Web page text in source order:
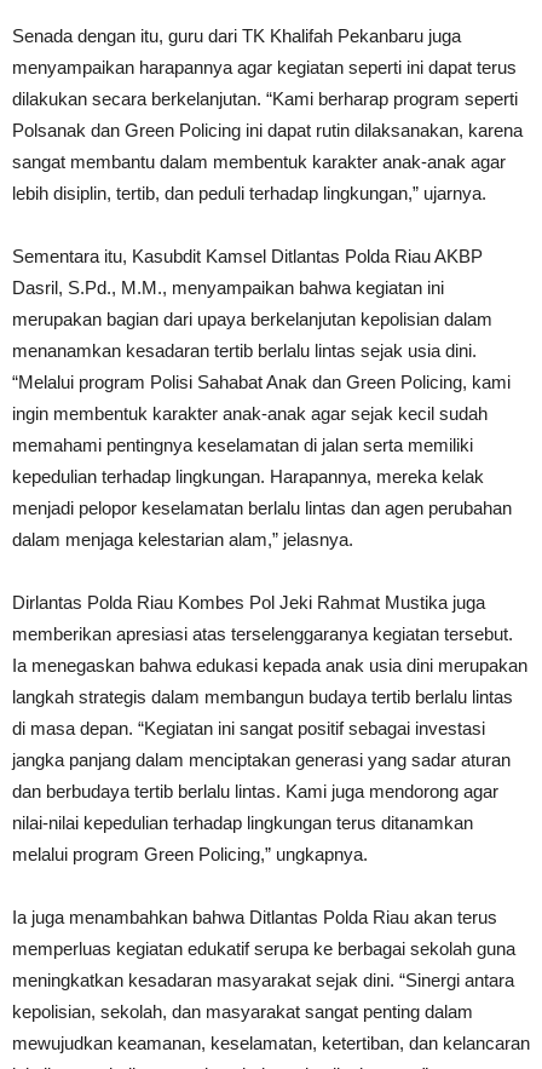
Senada dengan itu, guru dari TK Khalifah Pekanbaru juga
menyampaikan harapannya agar kegiatan seperti ini dapat terus
dilakukan secara berkelanjutan. “Kami berharap program seperti
Polsanak dan Green Policing ini dapat rutin dilaksanakan, karena
sangat membantu dalam membentuk karakter anak-anak agar
lebih disiplin, tertib, dan peduli terhadap lingkungan,” ujarnya.
Sementara itu, Kasubdit Kamsel Ditlantas Polda Riau AKBP
Dasril, S.Pd., M.M., menyampaikan bahwa kegiatan ini
merupakan bagian dari upaya berkelanjutan kepolisian dalam
menanamkan kesadaran tertib berlalu lintas sejak usia dini.
“Melalui program Polisi Sahabat Anak dan Green Policing, kami
ingin membentuk karakter anak-anak agar sejak kecil sudah
memahami pentingnya keselamatan di jalan serta memiliki
kepedulian terhadap lingkungan. Harapannya, mereka kelak
menjadi pelopor keselamatan berlalu lintas dan agen perubahan
dalam menjaga kelestarian alam,” jelasnya.
Dirlantas Polda Riau Kombes Pol Jeki Rahmat Mustika juga
memberikan apresiasi atas terselenggaranya kegiatan tersebut.
Ia menegaskan bahwa edukasi kepada anak usia dini merupakan
langkah strategis dalam membangun budaya tertib berlalu lintas
di masa depan. “Kegiatan ini sangat positif sebagai investasi
jangka panjang dalam menciptakan generasi yang sadar aturan
dan berbudaya tertib berlalu lintas. Kami juga mendorong agar
nilai-nilai kepedulian terhadap lingkungan terus ditanamkan
melalui program Green Policing,” ungkapnya.
Ia juga menambahkan bahwa Ditlantas Polda Riau akan terus
memperluas kegiatan edukatif serupa ke berbagai sekolah guna
meningkatkan kesadaran masyarakat sejak dini. “Sinergi antara
kepolisian, sekolah, dan masyarakat sangat penting dalam
mewujudkan keamanan, keselamatan, ketertiban, dan kelancaran